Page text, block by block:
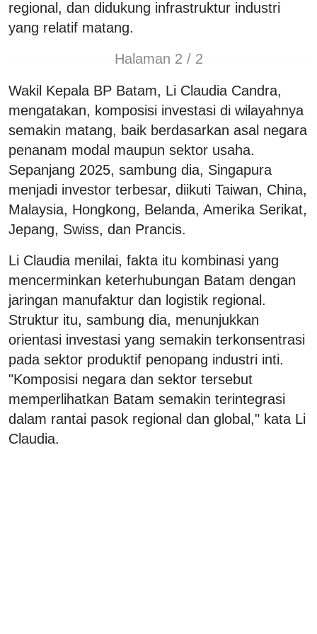
regional, dan didukung infrastruktur industri
yang relatif matang.
Halaman 2 / 2
Wakil Kepala BP Batam, Li Claudia Candra,
mengatakan, komposisi investasi di wilayahnya
semakin matang, baik berdasarkan asal negara
penanam modal maupun sektor usaha.
Sepanjang 2025, sambung dia, Singapura
menjadi investor terbesar, diikuti Taiwan, China,
Malaysia, Hongkong, Belanda, Amerika Serikat,
Jepang, Swiss, dan Prancis.
Li Claudia menilai, fakta itu kombinasi yang
mencerminkan keterhubungan Batam dengan
jaringan manufaktur dan logistik regional.
Struktur itu, sambung dia, menunjukkan
orientasi investasi yang semakin terkonsentrasi
pada sektor produktif penopang industri inti.
"Komposisi negara dan sektor tersebut
memperlihatkan Batam semakin terintegrasi
dalam rantai pasok regional dan global," kata Li
Claudia.